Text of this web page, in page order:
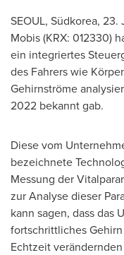
SEOUL, Südkorea, 23.
Mobis (KRX: 012330)
ein integriertes
des Fahrers wie
Gehirnströme
2022 bekannt gab.
Diese vom
bezeichnete
Messung der
zur Analyse dieser
kann sagen, dass das
fortschrittliches
Echtzeit